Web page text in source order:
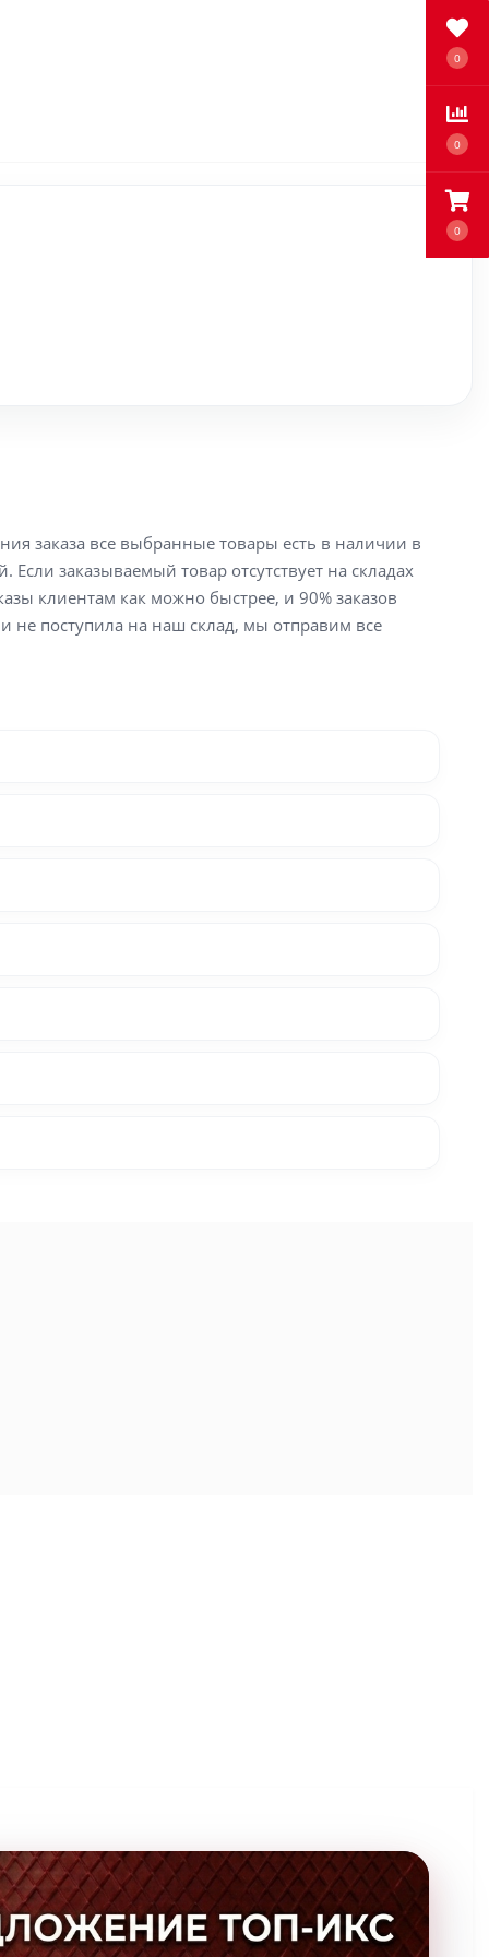
0
0
0
заказа все выбранные товары есть в наличии в
заказываемый товар отсутствует на складах
клиентам как можно быстрее, и 90% заказов
не поступила на наш склад, мы отправим все